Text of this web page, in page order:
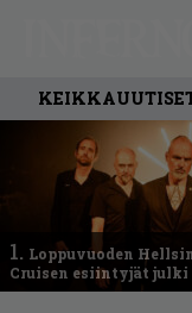
1. Loppuvuoden
Cruisen esiintyjät julki